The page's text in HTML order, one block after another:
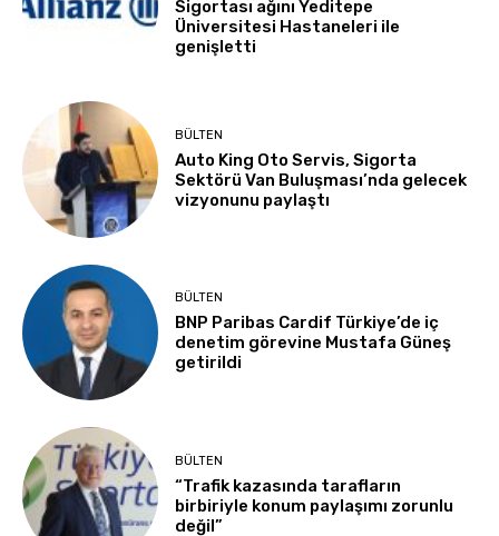
Sigortası ağını Yeditepe
Üniversitesi Hastaneleri ile
genişletti
BÜLTEN
Auto King Oto Servis, Sigorta
Sektörü Van Buluşması’nda gelecek
vizyonunu paylaştı
BÜLTEN
BNP Paribas Cardif Türkiye’de iç
denetim görevine Mustafa Güneş
getirildi
BÜLTEN
“Trafik kazasında tarafların
birbiriyle konum paylaşımı zorunlu
değil”